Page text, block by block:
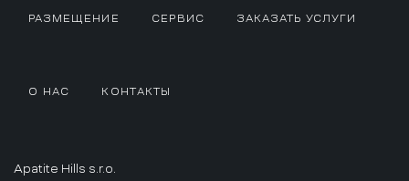
РАЗМЕЩЕНИЕ СЕРВИС ЗАКАЗАТЬ УСЛУГИ
О НАС КОНТАКТЫ
Apatite Hills s.r.o.